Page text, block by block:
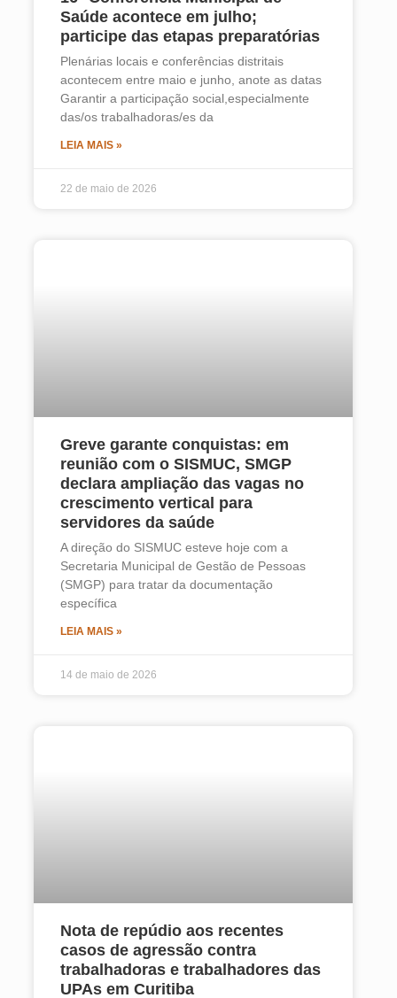
Saúde acontece em julho;
participe das etapas preparatórias
Plenárias locais e conferências distritais
acontecem entre maio e junho, anote as datas
Garantir a participação social,especialmente
das/os trabalhadoras/es da
LEIA MAIS »
22 de maio de 2026
Greve garante conquistas: em
reunião com o SISMUC, SMGP
declara ampliação das vagas no
crescimento vertical para
servidores da saúde
A direção do SISMUC esteve hoje com a
Secretaria Municipal de Gestão de Pessoas
(SMGP) para tratar da documentação
específica
LEIA MAIS »
14 de maio de 2026
Nota de repúdio aos recentes
casos de agressão contra
trabalhadoras e trabalhadores das
UPAs em Curitiba